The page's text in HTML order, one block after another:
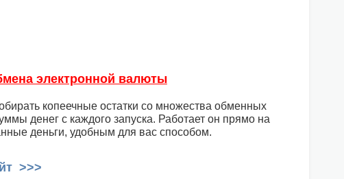
электронной валюты
копеечные остатки со множества обменных
денег с каждого запуска. Работает он прямо на
деньги, удобным для вас способом.
>>>